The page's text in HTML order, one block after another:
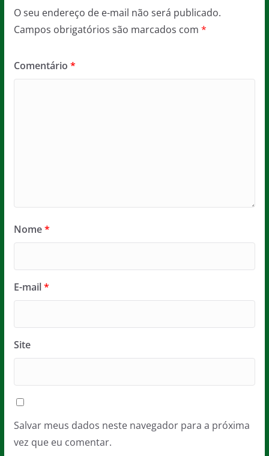
O seu endereço de e-mail não será publicado.
Campos obrigatórios são marcados com *
Comentário *
Nome*
E-mail*
Site
Salvar meus dados neste navegador para a próxima
vez que eu comentar.